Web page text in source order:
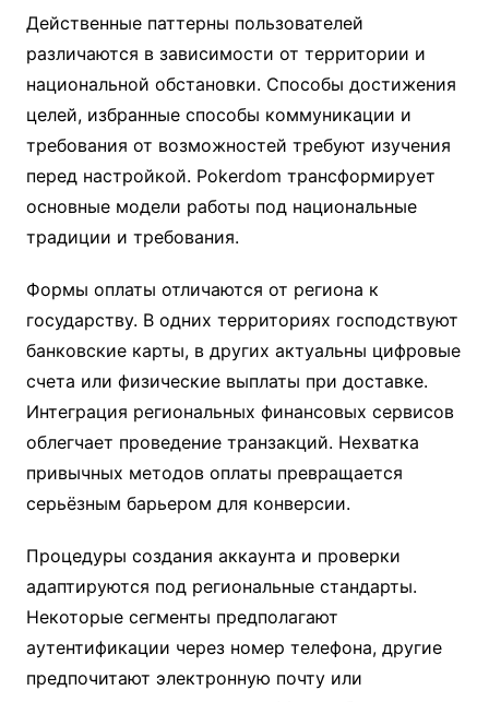
Действенные паттерны пользователей
различаются в зависимости от территории и
национальной обстановки. Способы достижения
целей, избранные способы коммуникации и
требования от возможностей требуют изучения
перед настройкой. Pokerdom трансформирует
основные модели работы под национальные
традиции и требования.
Формы оплаты отличаются от региона к
государству. В одних территориях господствуют
банковские карты, в других актуальны цифровые
счета или физические выплаты при доставке.
Интеграция региональных финансовых сервисов
облегчает проведение транзакций. Нехватка
привычных методов оплаты превращается
серьёзным барьером для конверсии.
Процедуры создания аккаунта и проверки
адаптируются под региональные стандарты.
Некоторые сегменты предполагают
аутентификации через номер телефона, другие
предпочитают электронную почту или